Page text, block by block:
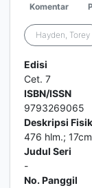
Komentar
Hayden, Torey
Edisi
Cet. 7
ISBN/ISSN
9793269065
Deskripsi Fisik
476 hlm.;
Judul Seri
-
No. Panggil